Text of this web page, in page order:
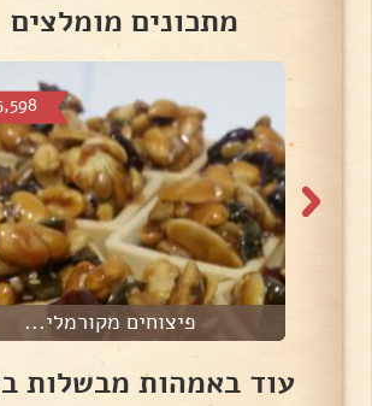
מתכונים מומלצים
15,598
פיצוחים מקורמלי...
עוד באמהות מבשלות